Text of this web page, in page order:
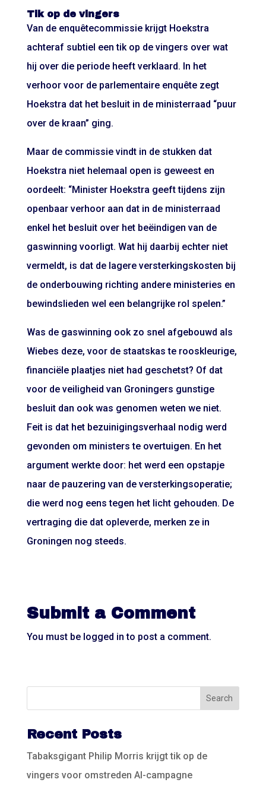
Tik op de vingers
Van de enquêtecommissie krijgt Hoekstra
achteraf subtiel een tik op de vingers over wat
hij over die periode heeft verklaard. In het
verhoor voor de parlementaire enquête zegt
Hoekstra dat het besluit in de ministerraad “puur
over de kraan” ging.
Maar de commissie vindt in de stukken dat
Hoekstra niet helemaal open is geweest en
oordeelt: “Minister Hoekstra geeft tijdens zijn
openbaar verhoor aan dat in de ministerraad
enkel het besluit over het beëindigen van de
gaswinning voorligt. Wat hij daarbij echter niet
vermeldt, is dat de lagere versterkingskosten bij
de onderbouwing richting andere ministeries en
bewindslieden wel een belangrijke rol spelen.”
Was de gaswinning ook zo snel afgebouwd als
Wiebes deze, voor de staatskas te rooskleurige,
financiële plaatjes niet had geschetst? Of dat
voor de veiligheid van Groningers gunstige
besluit dan ook was genomen weten we niet.
Feit is dat het bezuinigingsverhaal nodig werd
gevonden om ministers te overtuigen. En het
argument werkte door: het werd een opstapje
naar de pauzering van de versterkingsoperatie;
die werd nog eens tegen het licht gehouden. De
vertraging die dat opleverde, merken ze in
Groningen nog steeds.
Submit a Comment
You must be logged in to post a comment.
Recent Posts
Tabaksgigant Philip Morris krijgt tik op de
vingers voor omstreden AI-campagne